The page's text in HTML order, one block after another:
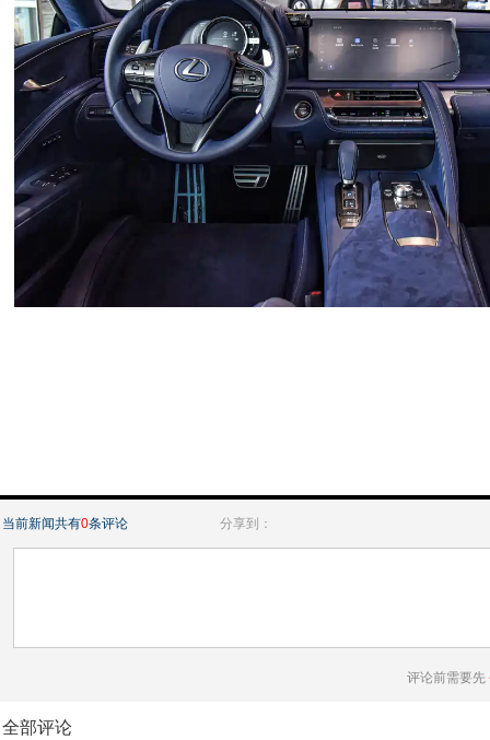
当前新闻共有0条评论 分享到：
评论前需要先
全部评论